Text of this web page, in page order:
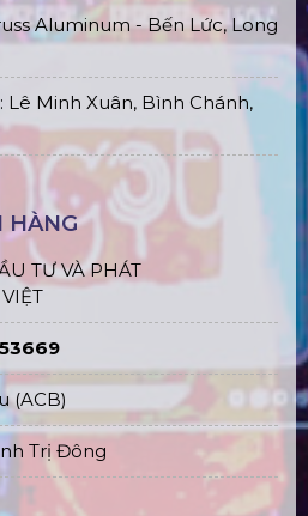
Aluminum - Bến Lức, Long
Lê Minh Xuân, Bình Chánh,
HÀNG
TƯ VÀ PHÁT
(ACB)
Trị Đông